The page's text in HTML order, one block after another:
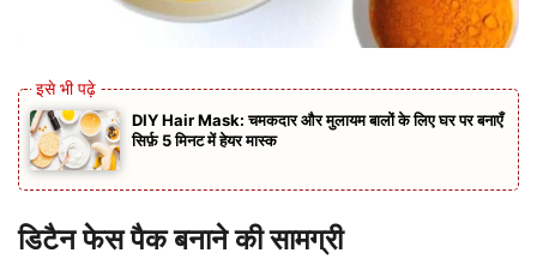
DIY Hair Mask: चमकदार और मुलायम बालों के लिए घर पर बनाएँ
सिर्फ़ 5 मिनट में हेयर मास्क
डिटैन फेस पैक बनाने की सामग्री